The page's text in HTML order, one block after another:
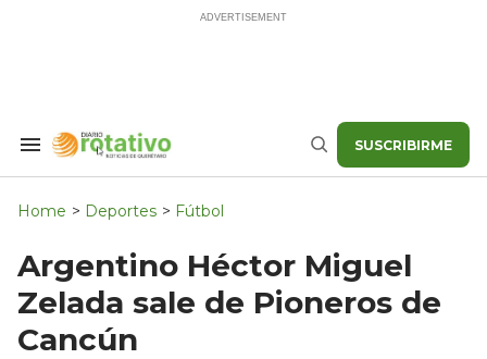
Search
Navigation
Buscar SUSCRIBIRME
Home > Deportes > Fútbol
Argentino Héctor Miguel
Zelada sale de Pioneros de
Cancún